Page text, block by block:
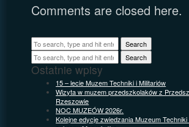
Comments are closed here.
Search
Search
Ostatnie wpisy
15 – lecie Muzem Techniki i Militariów
Wizyta w muzem przedszkolaków z
Rzeszowie
NOC MUZEÓW 2026r.
Kolejne edycje zwiedzania Muzeum Techniki